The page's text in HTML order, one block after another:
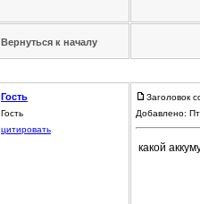
Вернуться к началу
Гость
Гость
цитировать
Заголовок
Добавлено:
какой